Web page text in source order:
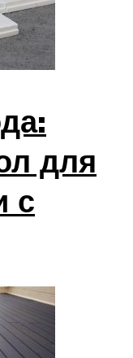
для
с